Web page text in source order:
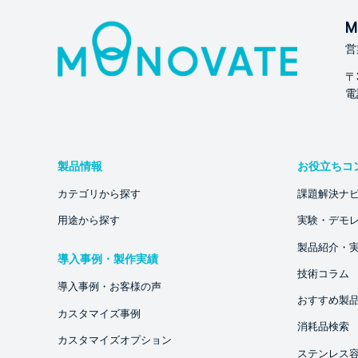
製品情報
カテゴリから探す
用途から探す
導入事例・製作実績
導入事例・お客様の声
カスタマイズ事例
カスタマイズオプション
お役立ちコ
課題解決ナ
実験・デモ
製品紹介・
技術コラム
おすすめ製
消耗品検索
ステンレス